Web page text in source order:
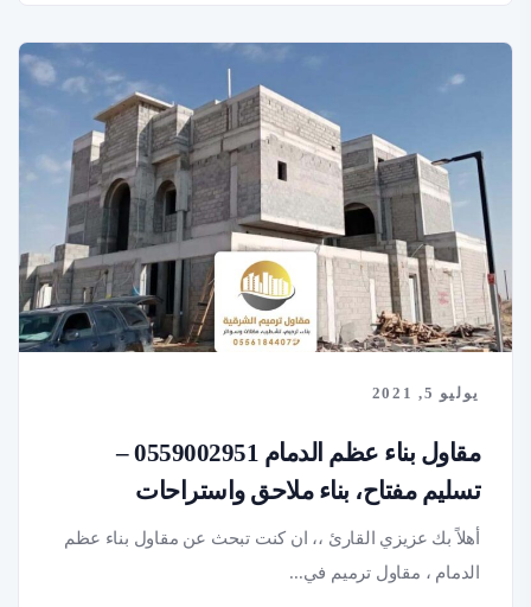
يوليو 5, 2021
مقاول بناء عظم الدمام 0559002951 –
تسليم مفتاح، بناء ملاحق واستراحات
أهلاً بك عزيزي القارئ ،، ان كنت تبحث عن مقاول بناء عظم
الدمام ، مقاول ترميم في...